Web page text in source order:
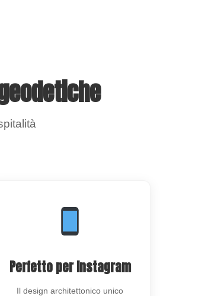
Perfetto per Instagram
Il design architettonico unico